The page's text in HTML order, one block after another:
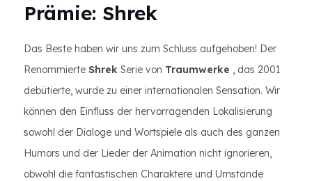
Prämie: Shrek
Das Beste haben wir uns zum Schluss aufgehoben! Der
Renommierte Shrek Serie von Traumwerke , das 2001
debütierte, wurde zu einer internationalen Sensation. Wir
können den Einfluss der hervorragenden Lokalisierung
sowohl der Dialoge und Wortspiele als auch des ganzen
Humors und der Lieder der Animation nicht ignorieren,
obwohl die fantastischen Charaktere und Umstände